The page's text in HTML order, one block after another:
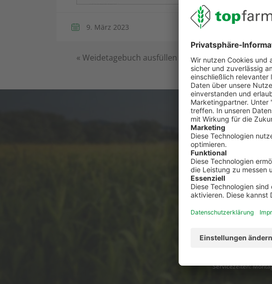
9. März 2023
« Weidetagebuch ausfüllen
Du hast Fragen
Dann
02501
Servicezeiten: